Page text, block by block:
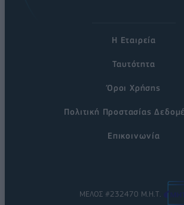
Η Εταιρεία
Ταυτότητα
Όροι Χρήσης
Πολιτική Προστασίας
Επικοινωνία
ΜΕΛΟΣ #232470 Μ.Η.Τ.